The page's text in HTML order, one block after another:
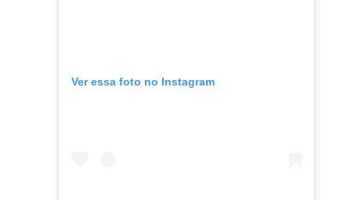
Ver essa foto no Instagram